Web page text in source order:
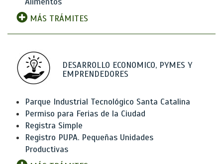
MÁS TRÁMITES
DESARROLLO ECONOMICO, PYMES Y
EMPRENDEDORES
Parque Industrial Tecnológico Santa Catalina
Permiso para Ferias de la Ciudad
Registra Simple
Registro PUPA. Pequeñas Unidades
Productivas